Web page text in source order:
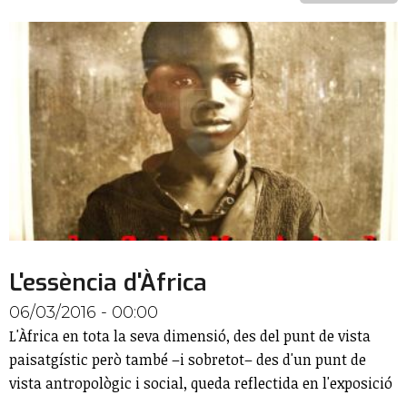
L'essència d'Àfrica
06/03/2016 - 00:00
L'Àfrica en tota la seva dimensió, des del punt de vista
paisatgístic però també –i sobretot– des d'un punt de
vista antropològic i social, queda reflectida en l'exposició